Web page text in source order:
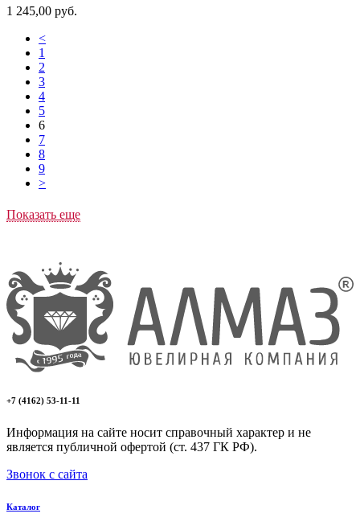
1 245,00 руб.
<
1
2
3
4
5
6
7
8
9
>
Показать еще
+7 (4162) 53-11-11
Информация на сайте носит справочный характер и не
является публичной офертой (ст. 437 ГК РФ).
Звонок с сайта
Каталог